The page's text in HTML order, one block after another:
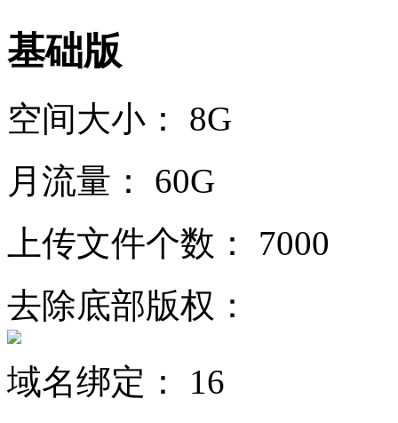
基础版
空间大小：
8G
月流量：
60G
上传文件个数：
7000
去除底部版权：
域名绑定：
16